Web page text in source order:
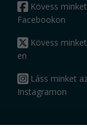
Kövess
Facebookon
Kövess
en
Láss minket
Instagramon